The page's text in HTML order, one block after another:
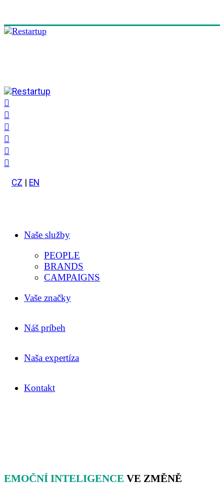
CZ EN
Naše služby
PEOPLE
BRANDS
CAMPAIGNS
Vaše značky
Náš príbeh
Naša expertíza
Kontakt
EMOČNÍ INTELIGENCE VE ZMĚNĚ